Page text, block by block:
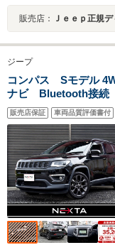
販売店： Ｊｅｅｐ正規デ
ジープ
コンパス Sモデル
ナビ Bluetooth接
ィセントコントロー
シスト レーンキー
ニター バックカメラ
販売店保証 車両品質評価書付